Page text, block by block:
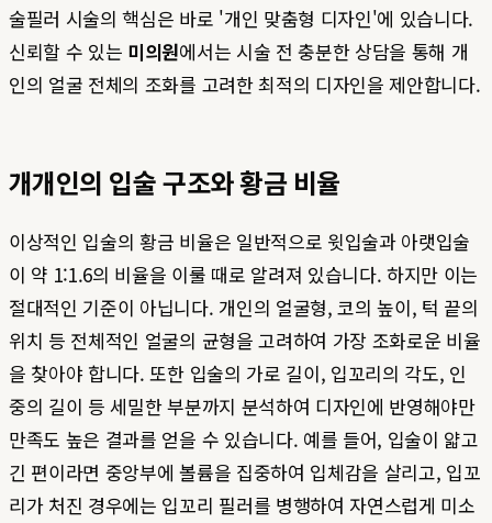
술필러 시술의 핵심은 바로 '개인 맞춤형 디자인'에 있습니다.
신뢰할 수 있는 미의원에서는 시술 전 충분한 상담을 통해 개
인의 얼굴 전체의 조화를 고려한 최적의 디자인을 제안합니다.
개개인의 입술 구조와 황금 비율
이상적인 입술의 황금 비율은 일반적으로 윗입술과 아랫입술
이 약 1:1.6의 비율을 이룰 때로 알려져 있습니다. 하지만 이는
절대적인 기준이 아닙니다. 개인의 얼굴형, 코의 높이, 턱 끝의
위치 등 전체적인 얼굴의 균형을 고려하여 가장 조화로운 비율
을 찾아야 합니다. 또한 입술의 가로 길이, 입꼬리의 각도, 인
중의 길이 등 세밀한 부분까지 분석하여 디자인에 반영해야만
만족도 높은 결과를 얻을 수 있습니다. 예를 들어, 입술이 얇고
긴 편이라면 중앙부에 볼륨을 집중하여 입체감을 살리고, 입꼬
리가 처진 경우에는 입꼬리 필러를 병행하여 자연스럽게 미소